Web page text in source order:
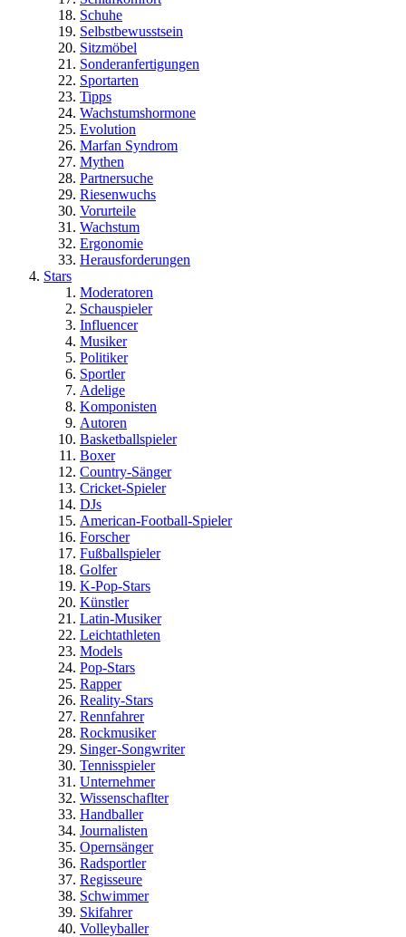
Schuhe
Selbstbewusstsein
Sitzmöbel
Sonderanfertigungen
Sportarten
Tipps
Wachstumshormone
Evolution
Marfan Syndrom
Mythen
Partnersuche
Riesenwuchs
Vorurteile
Wachstum
Ergonomie
Herausforderungen
Stars
Moderatoren
Schauspieler
Influencer
Musiker
Politiker
Sportler
Adelige
Komponisten
Autoren
Basketballspieler
Boxer
Country-Sänger
Cricket-Spieler
DJs
American-Football-Spieler
Forscher
Fußballspieler
Golfer
K-Pop-Stars
Künstler
Latin-Musiker
Leichtathleten
Models
Pop-Stars
Rapper
Reality-Stars
Rennfahrer
Rockmusiker
Singer-Songwriter
Tennisspieler
Unternehmer
Wissenschaflter
Handballer
Journalisten
Opernsänger
Radsportler
Regisseure
Schwimmer
Skifahrer
Volleyballer